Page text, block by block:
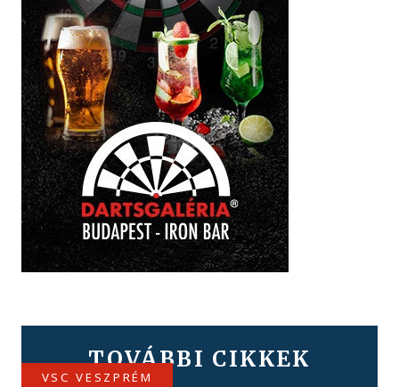
TOVÁBBI CIKKEK
VSC VESZPRÉM